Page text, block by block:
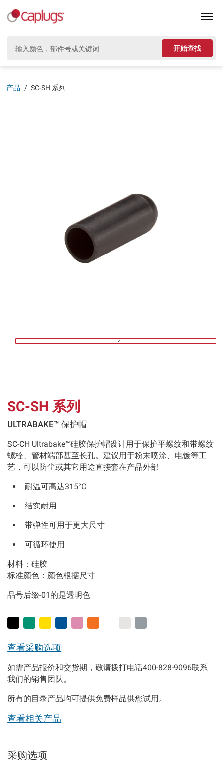
开始查找
产品 / SC-SH 系列
SC-SH 系列
ULTRABAKE™ 保护帽
SC-CH Ultrabake™硅胶保护帽设计用于保护平螺纹和带螺纹
螺栓、管材端部甚至长孔。建议用于粉末喷涂、电镀等工
艺，可以防尘或其它用途直接套在产品外部
耐温可高达315°C
结实耐用
带弹性可用于更大尺寸
可循环使用
材料：硅胶
标准颜色：颜色根据尺寸
品号后缀-01的是透明色
查看采购选项
如需产品报价和交货期，敬请拨打电话400-828-9096联系
我们的销售团队。
所有的目录产品均可提供免费样品供您试用。
查看相关产品
采购选项